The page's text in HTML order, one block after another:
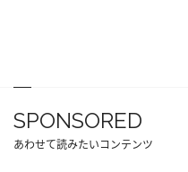
SPONSORED
あわせて読みたいコンテンツ